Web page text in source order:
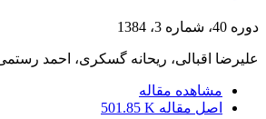
دوره 40، شماره 3، 1384
علیرضا اقبالی، ریحانه گسکری، احمد
مشاهده مقاله
اصل مقاله 501.85 K